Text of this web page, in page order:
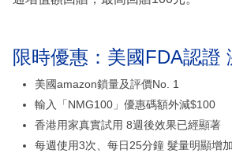
限時優惠：美國FDA認證
美國amazon鎖量及評價No. 1
輸入「NMG100」優惠碼額外減$100
香港用家真實試用 8週後效果已經顯著
每週使用3次、每日25分鐘 髮量明顯增加